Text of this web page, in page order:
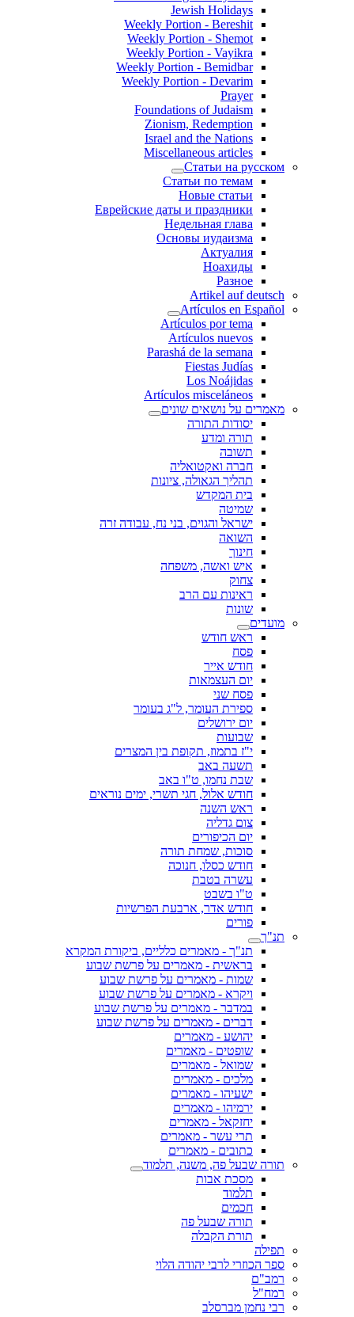
Jewish Holidays
Weekly Portion - Bereshit
Weekly Portion - Shemot
Weekly Portion - Vayikra
Weekly Portion - Bemidbar
Weekly Portion - Devarim
Prayer
Foundations of Judaism
Zionism, Redemption
Israel and the Nations
Miscellaneous articles
Статьи на русском
Статьи по темам
Новые статьи
Еврейские даты и праздники
Недельная глава
Основы иудаизма
Актуалия
Ноахиды
Разное
Artikel auf deutsch
Artículos en Español
Artículos por tema
Artículos nuevos
Parashá de la semana
Fiestas Judías
Los Noájidas
Artículos misceláneos
מאמרים על נושאים שונים
יסודות התורה
תורה ומדע
תשובה
חברה ואקטואליה
תהליך הגאולה, ציונות
בית המקדש
שמיטה
ישראל והגוים, בני נח, עבודה זרה
השואה
חינוך
איש ואשה, משפחה
צחוק
ראינות עם הרב
שונות
מועדים
ראש חודש
פסח
חודש אייר
יום העצמאות
פסח שני
ספירת העומר, ל"ג בעומר
יום ירושלים
שבועות
י"ז בתמוז, תקופת בין המצרים
תשעה באב
שבת נחמו, ט"ו באב
חודש אלול, חגי תשרי, ימים נוראים
ראש השנה
צום גדליה
יום הכיפורים
סוכות, שמחת תורה
חודש כסלו, חנוכה
עשרה בטבת
ט"ו בשבט
חודש אדר, ארבעת הפרשיות
פורים
תנ"ך
תנ"ך - מאמרים כלליים, ביקורת המקרא
בראשית - מאמרים על פרשת שבוע
שמות - מאמרים על פרשת שבוע
ויקרא - מאמרים על פרשת שבוע
במדבר - מאמרים על פרשת שבוע
דברים - מאמרים על פרשת שבוע
יהושע - מאמרים
שופטים - מאמרים
שמואל - מאמרים
מלכים - מאמרים
ישעיהו - מאמרים
ירמיהו - מאמרים
יחזקאל - מאמרים
תרי עשר - מאמרים
כתובים - מאמרים
תורה שבעל פה, משנה, תלמוד
מסכת אבות
תלמוד
חכמים
תורה שבעל פה
תורת הקבלה
תפילה
ספר הכוזרי לרבי יהודה הלוי
רמב"ם
רמח"ל
רבי נחמן מברסלב